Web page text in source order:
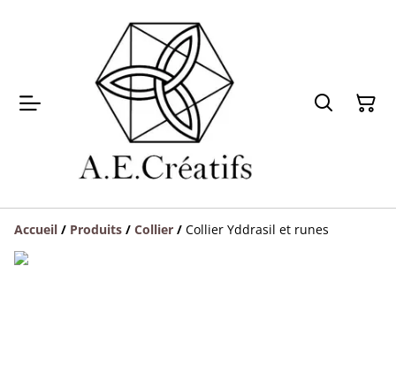
Accueil / Produits / Collier / Collier Yddrasil et runes